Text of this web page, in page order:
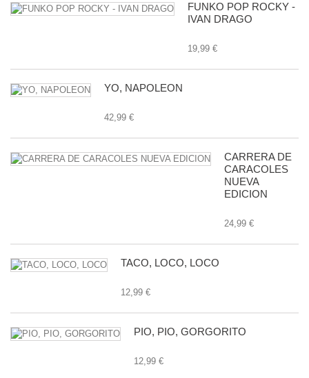
FUNKO POP ROCKY -
IVAN DRAGO
19,99 €
YO, NAPOLEON
42,99 €
CARRERA DE
CARACOLES
NUEVA
EDICION
24,99 €
TACO, LOCO, LOCO
12,99 €
PIO, PIO, GORGORITO
12,99 €